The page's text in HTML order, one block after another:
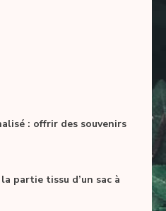
: offrir des souvenirs
partie tissu d’un sac à